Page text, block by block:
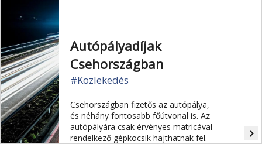
Autópályadíjak
Csehországban
#Közlekedés
Csehországban fizetős az autópálya,
és néhány fontosabb főútvonal is. Az
autópályára csak érvényes matricával
rendelkező gépkocsik hajthatnak fel.
navigate_next